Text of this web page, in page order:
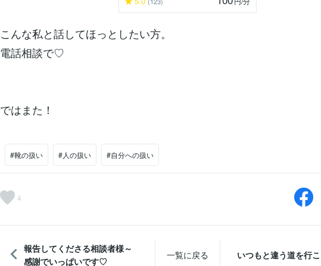
こんな私と話してほっとしたい方。
電話相談で♡
ではまた！
#靴の扱い #人の扱い #自分への扱い
4
報告してくださる相談者様～
感謝でいっぱいです♡
一覧に戻る いつもと違う道を行